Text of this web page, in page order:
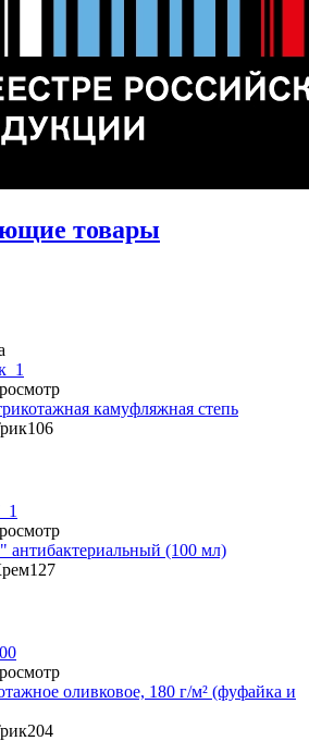
товары
камуфляжная степь
антибактериальный (100 мл)
оливковое, 180 г/м² (фуфайка и